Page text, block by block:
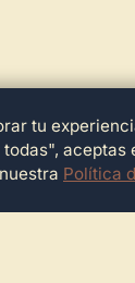
tu
aceptas
Política